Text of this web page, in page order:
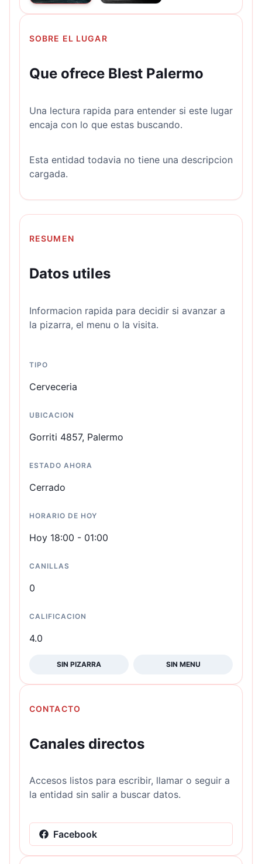
SOBRE EL LUGAR
Que ofrece Blest Palermo
Una lectura rapida para entender si este lugar
encaja con lo que estas buscando.
Esta entidad todavia no tiene una descripcion
cargada.
RESUMEN
Datos utiles
Informacion rapida para decidir si avanzar a
la pizarra, el menu o la visita.
TIPO
Cerveceria
UBICACION
Gorriti 4857, Palermo
ESTADO AHORA
Cerrado
HORARIO DE HOY
Hoy 18:00 - 01:00
CANILLAS
0
CALIFICACION
4.0
SIN PIZARRA SIN MENU
CONTACTO
Canales directos
Accesos listos para escribir, llamar o seguir a
la entidad sin salir a buscar datos.
Facebook